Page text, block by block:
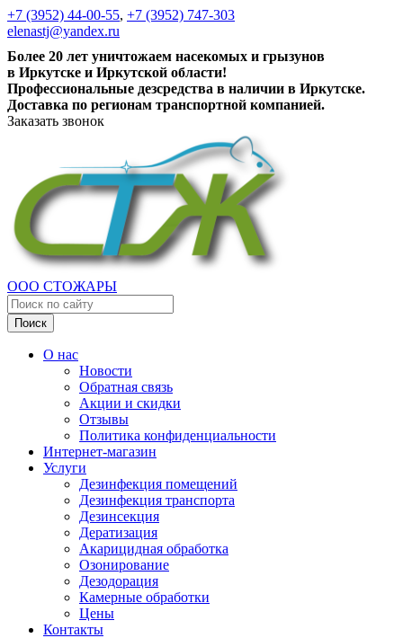
+7 (3952) 44-00-55, +7 (3952) 747-303
elenastj@yandex.ru
Более 20 лет уничтожаем насекомых и грызунов
в Иркутске и Иркутской области!
Профессиональные дезсредства в наличии в Иркутске.
Доставка по регионам транспортной компанией.
Заказать звонок
ООО СТОЖАРЫ
Поиск
О нас
Новости
Обратная связь
Акции и скидки
Отзывы
Политика конфиденциальности
Интернет-магазин
Услуги
Дезинфекция помещений
Дезинфекция транспорта
Дезинсекция
Дератизация
Акарицидная обработка
Озонирование
Дезодорация
Камерные обработки
Цены
Контакты